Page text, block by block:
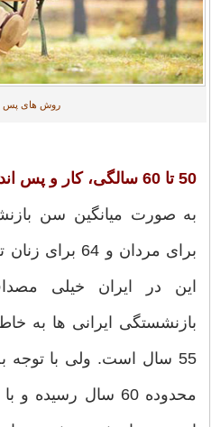
روش های پس
50 تا 60 سالگی، کار و پس انداز
برای مردان و
این در ایران خیلی
بازنشستگی ایرانی ها به
55 سال است. ولی با توجه
محدوده 60 سال